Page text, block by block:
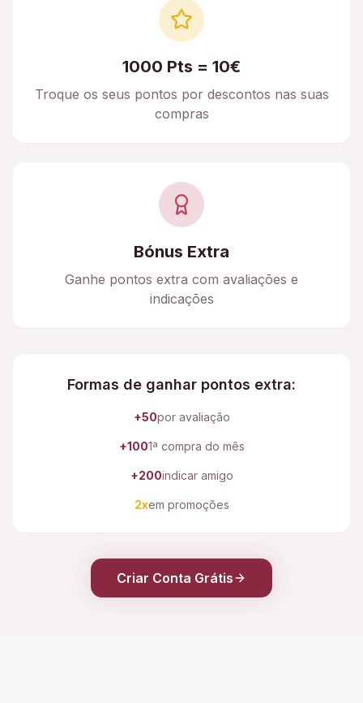
1000 Pts = 10€
Troque os seus pontos por descontos nas suas
compras
Bónus Extra
Ganhe pontos extra com avaliações e
indicações
Formas de ganhar pontos extra:
+50por avaliação
+1001ª compra do mês
+200indicar amigo
2xem promoções
Criar Conta Grátis